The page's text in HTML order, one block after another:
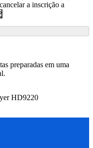
a inscrição a
preparadas em uma
HD9220